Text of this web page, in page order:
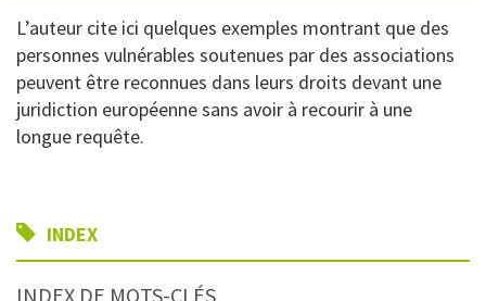
L’auteur cite ici quelques exemples montrant que des
personnes vulnérables soutenues par des associations
peuvent être reconnues dans leurs droits devant une
juridiction européenne sans avoir à recourir à une
longue requête.
INDEX
INDEX DE MOTS-CLÉS